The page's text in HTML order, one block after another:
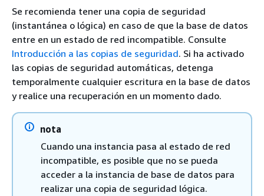
Se recomienda tener una copia de seguridad
(instantánea o lógica) en caso de que la base de datos
entre en un estado de red incompatible. Consulte
Introducción a las copias de seguridad. Si ha activado
las copias de seguridad automáticas, detenga
temporalmente cualquier escritura en la base de datos
y realice una recuperación en un momento dado.
nota
Cuando una instancia pasa al estado de red
incompatible, es posible que no se pueda
acceder a la instancia de base de datos para
realizar una copia de seguridad lógica.